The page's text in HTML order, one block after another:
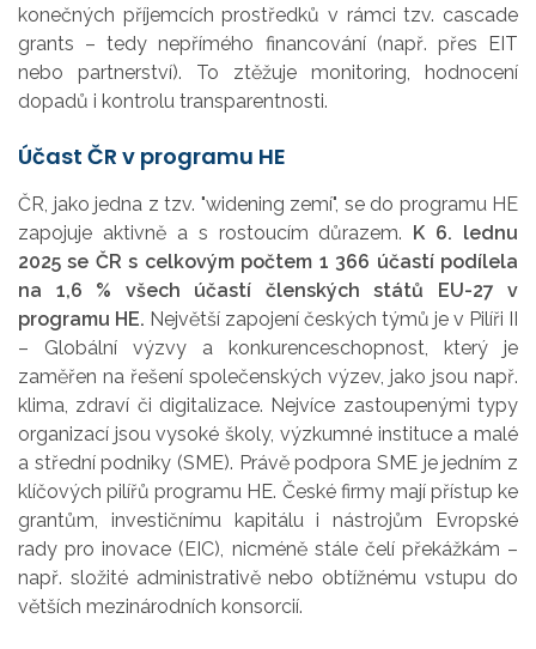
konečných příjemcích prostředků v rámci tzv. cascade
grants – tedy nepřímého financování (např. přes EIT
nebo partnerství). To ztěžuje monitoring, hodnocení
dopadů i kontrolu transparentnosti.
Účast ČR v programu HE
ČR, jako jedna z tzv. "widening zemí", se do programu HE
zapojuje aktivně a s rostoucím důrazem. K 6. lednu
2025 se ČR s celkovým počtem 1 366 účastí podílela
na 1,6 % všech účastí členských států EU-27 v
programu HE. Největší zapojení českých týmů je v Pilíři II
– Globální výzvy a konkurenceschopnost, který je
zaměřen na řešení společenských výzev, jako jsou např.
klima, zdraví či digitalizace. Nejvíce zastoupenými typy
organizací jsou vysoké školy, výzkumné instituce a malé
a střední podniky (SME). Právě podpora SME je jedním z
klíčových pilířů programu HE. České firmy mají přístup ke
grantům, investičnímu kapitálu i nástrojům Evropské
rady pro inovace (EIC), nicméně stále čelí překážkám –
např. složité administrativě nebo obtížnému vstupu do
větších mezinárodních konsorcií.